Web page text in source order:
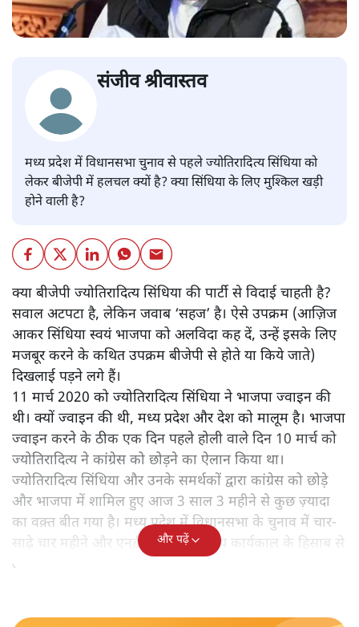
संजीव श्रीवास्तव
मध्य प्रदेश में विधानसभा चुनाव से पहले ज्योतिरादित्य सिंधिया को
लेकर बीजेपी में हलचल क्यों है? क्या सिंधिया के लिए मुश्किल खड़ी
होने वाली है?
क्या बीजेपी ज्योतिरादित्य सिंधिया की पार्टी से विदाई चाहती है?
सवाल अटपटा है, लेकिन जवाब ‘सहज’ है। ऐसे उपक्रम (आज़िज
आकर सिंधिया स्वयं भाजपा को अलविदा कह दें, उन्हें इसके लिए
मजबूर करने के कथित उपक्रम बीजेपी से होते या किये जाते)
दिखलाई पड़ने लगे हैं।
11 मार्च 2020 को ज्योतिरादित्य सिंधिया ने भाजपा ज्वाइन की
थी। क्यों ज्वाइन की थी, मध्य प्रदेश और देश को मालूम है। भाजपा
ज्वाइन करने के ठीक एक दिन पहले होली वाले दिन 10 मार्च को
ज्योतिरादित्य ने कांग्रेस को छोड़ने का ऐलान किया था।
ज्योतिरादित्य सिंधिया और उनके समर्थकों द्वारा कांग्रेस को छोड़े
और भाजपा में शामिल हुए आज 3 साल 3 महीने से कुछ ज़्यादा
का वक़्त बीत गया है। मध्य प्रदेश में विधानसभा के चुनाव में चार-
साढ़े चार महीने और एनडीए सरकार के तय कार्यकाल के हिसाब से
आम चुनाव में 10 महीनों का समय शेष रह गया है।
और पढ़ें